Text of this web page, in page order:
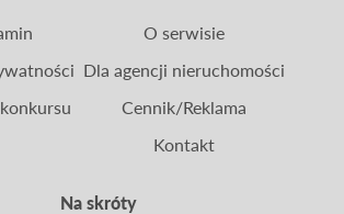
Na skróty
O serwisie
Dla agencji nieruchomości
Cennik/Reklama
Kontakt